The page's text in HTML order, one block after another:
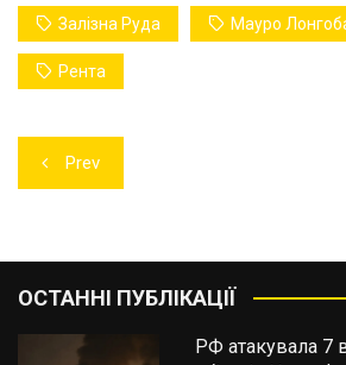
Залізна Руда Мауро
Рента
Навігація
записів
Prev
ОСТАННІ ПУБЛІКАЦІЇ
РФ атакувала 7